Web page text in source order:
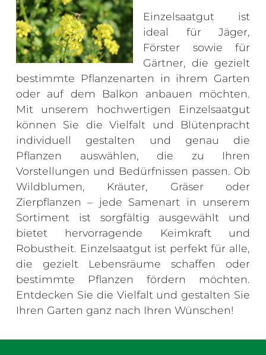
Einzelsaatgut ist
ideal für Jäger,
Förster sowie für
Gärtner, die gezielt
bestimmte Pflanzenarten in ihrem Garten
oder auf dem Balkon anbauen möchten.
Mit unserem hochwertigen Einzelsaatgut
können Sie die Vielfalt und Blütenpracht
individuell gestalten und genau die
Pflanzen auswählen, die zu Ihren
Vorstellungen und Bedürfnissen passen. Ob
Wildblumen, Kräuter, Gräser oder
Zierpflanzen – jede Samenart in unserem
Sortiment ist sorgfältig ausgewählt und
bietet hervorragende Keimkraft und
Robustheit. Einzelsaatgut ist perfekt für alle,
die gezielt Lebensräume schaffen oder
bestimmte Pflanzen fördern möchten.
Entdecken Sie die Vielfalt und gestalten Sie
Ihren Garten ganz nach Ihren Wünschen!